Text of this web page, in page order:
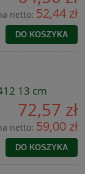
netto: 52,44 zł
DO KOSZYKA
13 cm
72,57 zł
netto: 59,00 zł
DO KOSZYKA